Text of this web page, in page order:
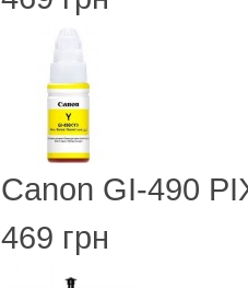
Canon GI-490
469 грн